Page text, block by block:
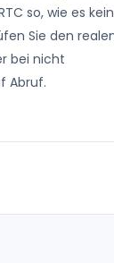
so, wie es kein
Sie den
bei nicht
Abruf.